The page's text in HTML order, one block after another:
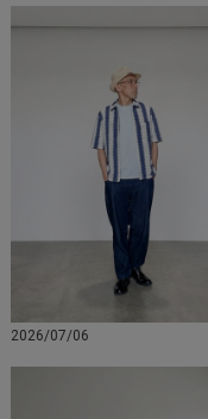
2026/07/06